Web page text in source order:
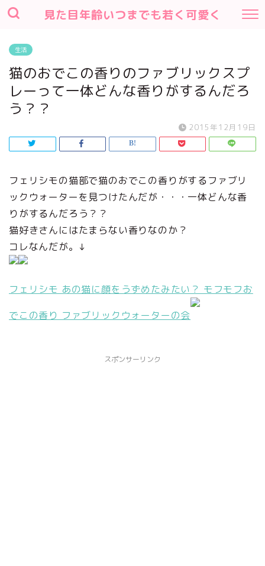
見た目年齢いつまでも若く可愛く
生活
猫のおでこの香りのファブリックスプ
レーって一体どんな香りがするんだろ
う？？
2015年12月19日
フェリシモの猫部で猫のおでこの香りがするファブリ
ックウォーターを見つけたんだが・・・一体どんな香
りがするんだろう？？
猫好きさんにはたまらない香りなのか？
コレなんだが。↓
フェリシモ あの猫に顔をうずめたみたい？ モフモフお
でこの香り ファブリックウォーターの会
スポンサーリンク